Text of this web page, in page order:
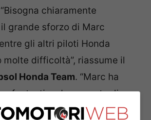
chiaramente
grande sforzo di Marc
gli altri piloti Honda
molte difficoltà”, riassume il
Honda Team. “Marc ha
fantastica, ha provato di
tutto quello che aveva fino